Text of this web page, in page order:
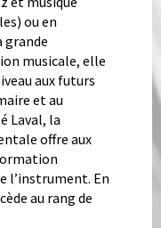
ou en
grande
musicale, elle
aux futurs
et au
Laval, la
offre aux
l’instrument. En
au rang de